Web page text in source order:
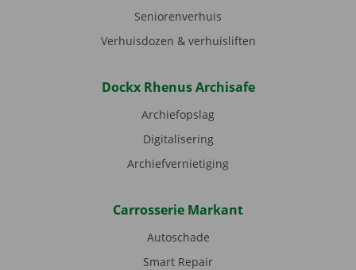
Seniorenverhuis
Verhuisdozen & verhuisliften
Dockx Rhenus Archisafe
Archiefopslag
Digitalisering
Archiefvernietiging
Carrosserie Markant
Autoschade
Smart Repair